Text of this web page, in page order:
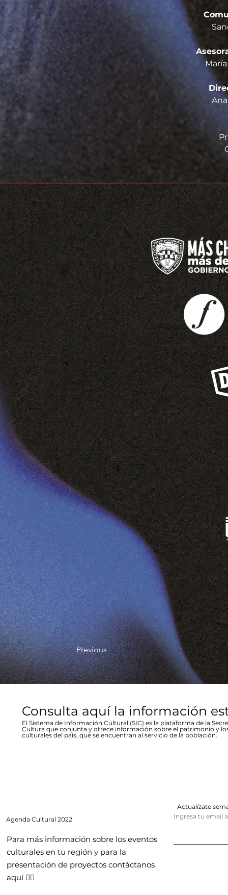
Previous
Consulta aquí la información
El Sistema de Información Cultural (SIC) es la plataforma de la
Cultura que conjunta y ofrece información sobre el patrimonio y
culturales del país, que se encuentran al servicio de la población.
Agenda Cultural 2022
Para más información sobre los eventos
culturales en tu región y para la
presentación de proyectos contáctanos
aquí 👇🏻
Actualízate
Ingresa tu email